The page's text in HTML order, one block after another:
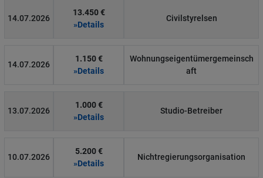
14.07.2026
13.450 €
»Details
Civilstyrelsen
14.07.2026
1.150 €
»Details
Wohnungseigentümergemeinsch
aft
13.07.2026
1.000 €
»Details
Studio-Betreiber
10.07.2026
5.200 €
»Details
Nichtregierungsorganisation